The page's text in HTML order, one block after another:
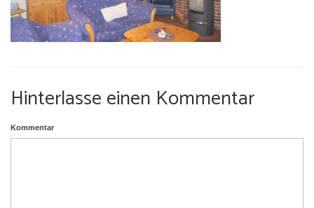
Umgebung
Hinterlasse einen Kommentar
Kommentar